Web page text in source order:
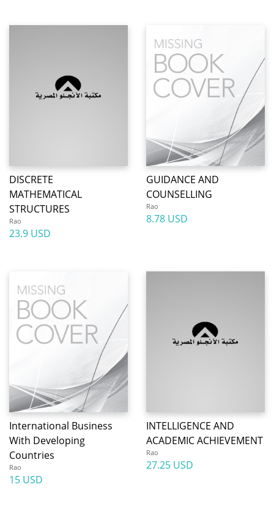
DISCRETE
MATHEMATICAL
STRUCTURES
Rao
23.9 USD
GUIDANCE AND
COUNSELLING
Rao
8.78 USD
International Business
With Developing
Countries
Rao
15 USD
INTELLIGENCE AND
ACADEMIC ACHIEVEMENT
Rao
27.25 USD